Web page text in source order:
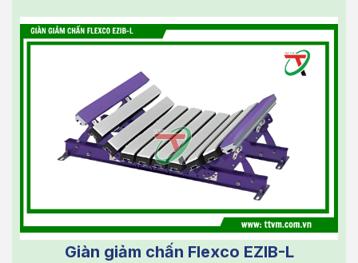
Giàn giảm chấn Flexco EZIB-L